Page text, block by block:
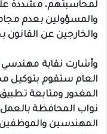
لمحاسبتهم، مشددة
والمسؤولين بعدم
والخارجين عن القانون
وأشارت نقابة مهندسي
العام ستقوم بتوكيل
المغدور ومتابعة تطبيق
نواب المحافظة
المهندسين